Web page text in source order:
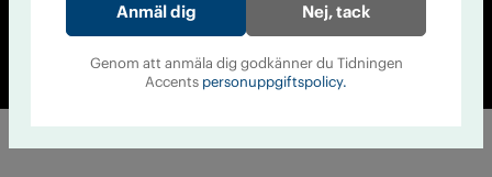
© Tidningen Accent 2026
Cookiepolicy
Personuppgiftspolicy
Nej, tack
Genom att anmäla dig godkänner du Tidningen
Accents personuppgiftspolicy.